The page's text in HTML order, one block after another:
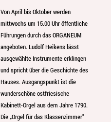
Von April bis Oktober werden
mittwochs um 15.00 Uhr öffentliche
Führungen durch das ORGANEUM
angeboten. Ludolf Heikens lässt
ausgewählte Instrumente erklingen
und spricht über die Geschichte des
Hauses. Ausgangspunkt ist die
wunderschöne ostfriesische
Kabinett-Orgel aus dem Jahre 1790.
Die „Orgel für das Klassenzimmer"